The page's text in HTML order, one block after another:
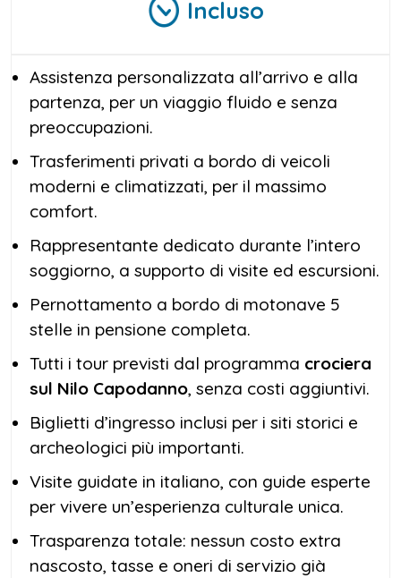
Incluso
Assistenza personalizzata all’arrivo e alla
partenza, per un viaggio fluido e senza
preoccupazioni.
Trasferimenti privati a bordo di veicoli
moderni e climatizzati, per il massimo
comfort.
Rappresentante dedicato durante l’intero
soggiorno, a supporto di visite ed escursioni.
Pernottamento a bordo di motonave 5
stelle in pensione completa.
Tutti i tour previsti dal programma crociera
sul Nilo Capodanno, senza costi aggiuntivi.
Biglietti d’ingresso inclusi per i siti storici e
archeologici più importanti.
Visite guidate in italiano, con guide esperte
per vivere un’esperienza culturale unica.
Trasparenza totale: nessun costo extra
nascosto, tasse e oneri di servizio già